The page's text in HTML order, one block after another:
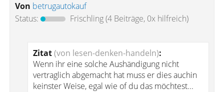
Von betrugautokauf
Status:
Frischling(4 Beiträge, 0x hilfreich)
Zitat(von lesen-denken-handeln):
Wenn ihr eine solche Aushändigung nicht
vertraglich abgemacht hat muss er dies auchin
keinster Weise, egal wie of du das möchtest...